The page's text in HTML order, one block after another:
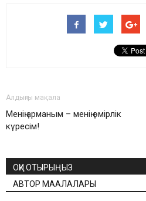
Алдыңғы мақала
Менің арманым – менің өмірлік
күресім!
ОҚИ ОТЫРЫҢЫЗ
АВТОР МАҚАЛАЛАРЫ